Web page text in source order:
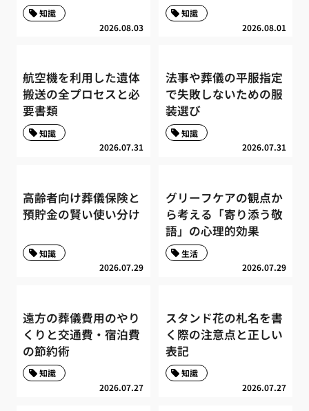
2026.08.03
知識
2026.08.01
知識
航空機を利用した遺体
搬送の全プロセスと必
要書類
2026.07.31
知識
法事や葬儀の平服指定
で失敗しないための服
装選び
2026.07.31
知識
高齢者向け葬儀保険と
預貯金の賢い使い分け
2026.07.29
知識
グリーフケアの観点か
ら考える「寄り添う敬
語」の心理的効果
2026.07.29
生活
遠方の葬儀費用のやり
くりと交通費・宿泊費
の節約術
2026.07.27
知識
スタンド花の札名を書
く際の注意点と正しい
表記
2026.07.27
知識